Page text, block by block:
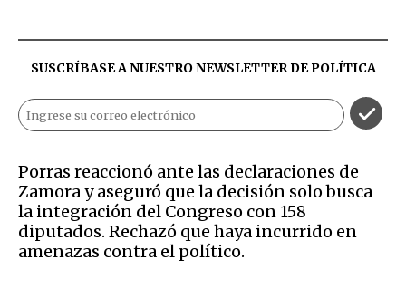
SUSCRÍBASE A NUESTRO NEWSLETTER DEPOLÍTICA
Porras reaccionó ante las declaraciones de
Zamora y aseguró que la decisión solo busca
la integración del Congreso con 158
diputados. Rechazó que haya incurrido en
amenazas contra el político.